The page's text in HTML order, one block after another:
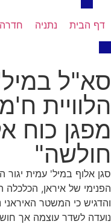
דף הבית נתניה חדרה
סא"ל
הלוויית
מפגן כוח
חולשה"
סגן אלוף במיל' עמית יגור
הפנימי של איראן,
והדגיש כי המשטר
נועדה לשדר עוצמה אך